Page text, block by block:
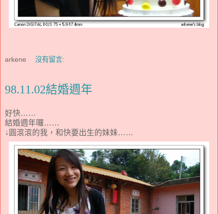
arkene 沒有留言:
98.11.02結婚週年
好快……
結婚週年囉……
↓圓滾滾的我，和快要出生的妹妹……